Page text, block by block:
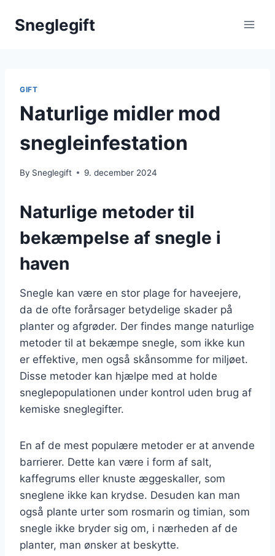
Sneglegift
GIFT
Naturlige midler mod
snegleinfestation
By Sneglegift 9. december 2024
Naturlige metoder til
bekæmpelse af snegle i
haven
Snegle kan være en stor plage for haveejere,
da de ofte forårsager betydelige skader på
planter og afgrøder. Der findes mange naturlige
metoder til at bekæmpe snegle, som ikke kun
er effektive, men også skånsomme for miljøet.
Disse metoder kan hjælpe med at holde
sneglepopulationen under kontrol uden brug af
kemiske sneglegifter.
En af de mest populære metoder er at anvende
barrierer. Dette kan være i form af salt,
kaffegrums eller knuste æggeskaller, som
sneglene ikke kan krydse. Desuden kan man
også plante urter som rosmarin og timian, som
snegle ikke bryder sig om, i nærheden af de
planter, man ønsker at beskytte.